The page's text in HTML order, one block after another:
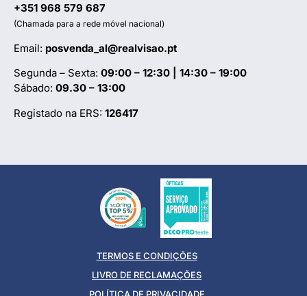
+351 968 579 687
(Chamada para a rede móvel nacional)
Email: posvenda_al@realvisao.pt
Segunda – Sexta: 09:00 – 12:30 | 14:30 – 19:00
Sábado: 09.30 – 13:00
Registado na ERS: 126417
TERMOS E CONDIÇÕES
LIVRO DE RECLAMAÇÕES
POLÍTICA DE PRIVACIDADE